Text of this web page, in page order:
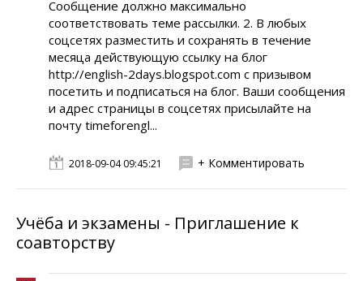
Сообщение должно максимально
соответствовать теме рассылки. 2. В любых
соцсетях разместить и сохранять в течение
месяца действующую ссылку на блог
http://english-2days.blogspot.com c призывом
посетить и подписаться на блог. Ваши сообщения
и адрес страницы в соцсетях присылайте на
почту timeforengl...
2018-09-04 09:45:21 + Комментировать
Учёба и экзамены - Приглашение к
соавторству